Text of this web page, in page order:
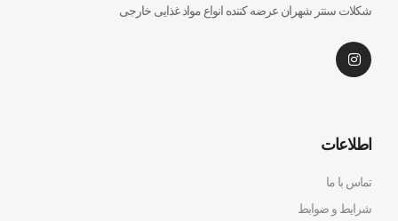
شکلات سنتر شهران عرضه کننده انواع مواد غذایی خارجی
اطلاعات
تماس با ما
شرایط و ضوابط